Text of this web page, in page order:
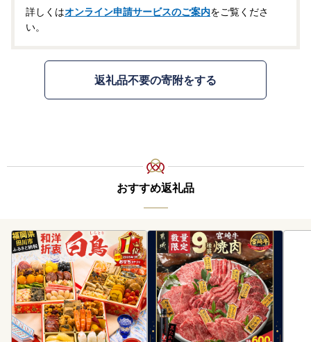
詳しくはオンライン申請サービスのご案内をご覧くださ
い。
返礼品不要の寄附をする
おすすめ返礼品